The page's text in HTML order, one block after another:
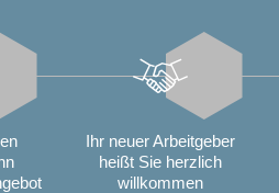
Ihr neuer Arbeitgeber
heißt Sie herzlich
willkommen